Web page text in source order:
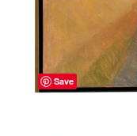
Save